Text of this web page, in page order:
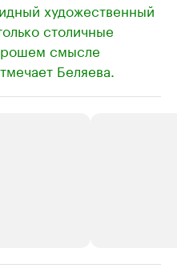
художественный
столичные
смысле
Беляева.